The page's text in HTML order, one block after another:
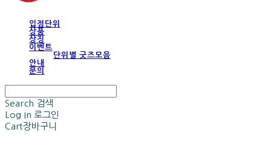
입점단위
상품
상징
이벤트
단위별 굿즈모음
안내
문의
Search 검색
Log In 로그인
Cart장바구니